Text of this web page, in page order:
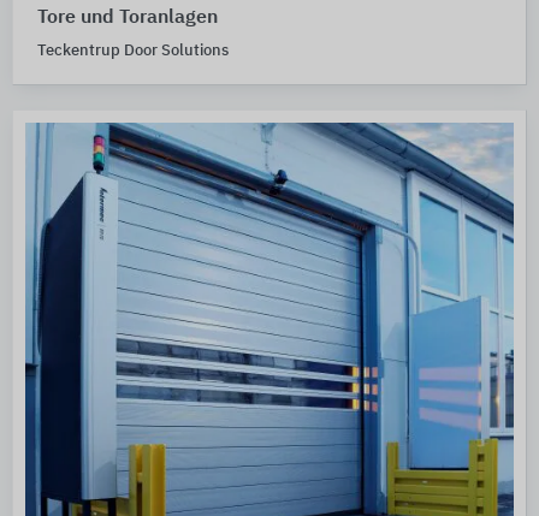
Tore und Toranlagen
Teckentrup Door Solutions